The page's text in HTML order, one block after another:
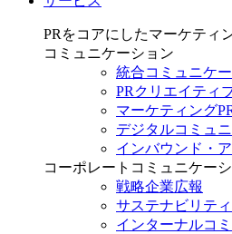
PRをコアにしたマーケティ
コミュニケーション
統合コミュニケ
PRクリエイティ
マーケティング
デジタルコミュ
インバウンド・
コーポレートコミュニケー
戦略企業広報
サステナビリテ
インターナルコ